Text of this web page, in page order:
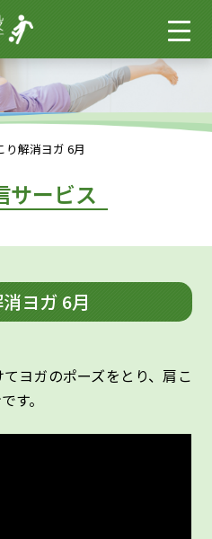
り解消ヨガ 6月
サービス
ヨガ 6月
ヨガのポーズをとり、肩こ
す。